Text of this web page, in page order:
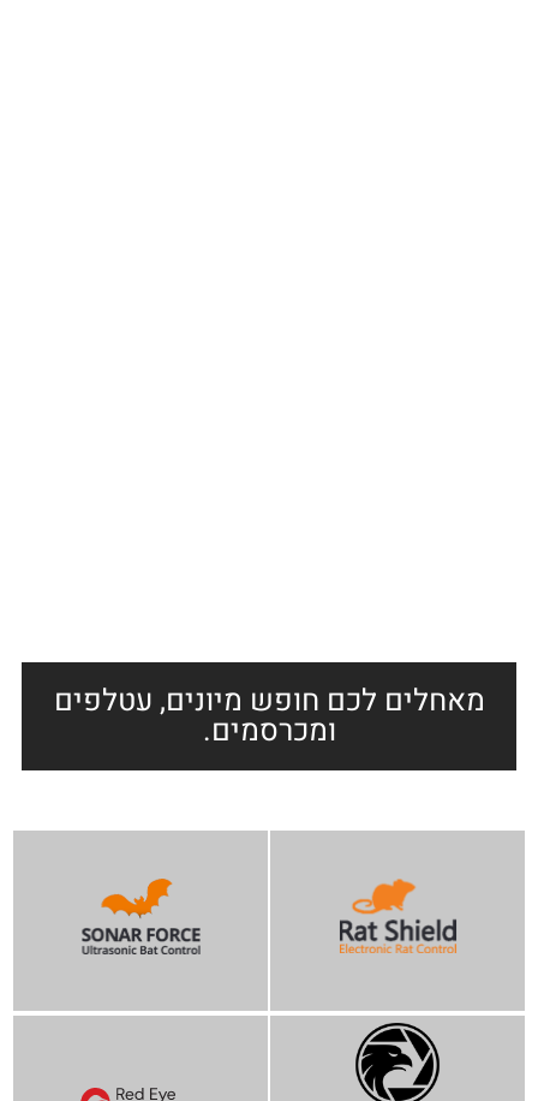
מאחלים לכם חופש מיונים, עטלפים
ומכרסמים.